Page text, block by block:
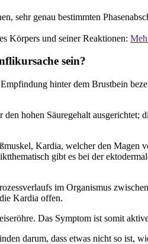
sehr genau bestimmten
Körpers und seiner Reaktionen:
sein?
hinter dem Brustbein
hohen Säuregehalt
Kardia, welcher den Magen
gibt es bei der
im Organismus
Kardia offen.
Das Symptom ist somit
darum, dass etwas nicht so ist,